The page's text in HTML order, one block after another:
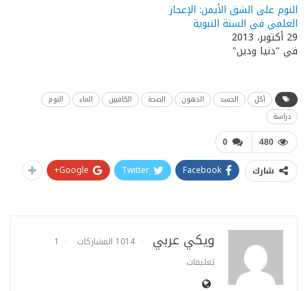
النوم على الشق الأيمن: الإعجاز
العلمي في السنة النبوية
29 أكتوبر، 2013
في "دنيا ودين"
أكل الجسد الدهون الصحة الكافيين الماء
النوم
دراسة
0 480
شارك Facebook
Twitter
Google+
ويكي عربي 1014 المشاركات
1
تعليقات